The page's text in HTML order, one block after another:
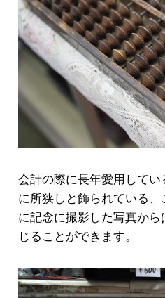
会計の際に長年愛用して
に所狭しと飾られている
に記念に撮影した写真か
じることができます。